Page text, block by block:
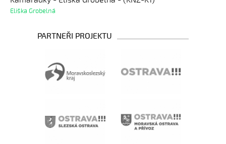
Eliška Grobelná
PARTNEŘI PROJEKTU